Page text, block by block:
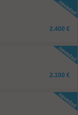
2.400 €
2.100 €